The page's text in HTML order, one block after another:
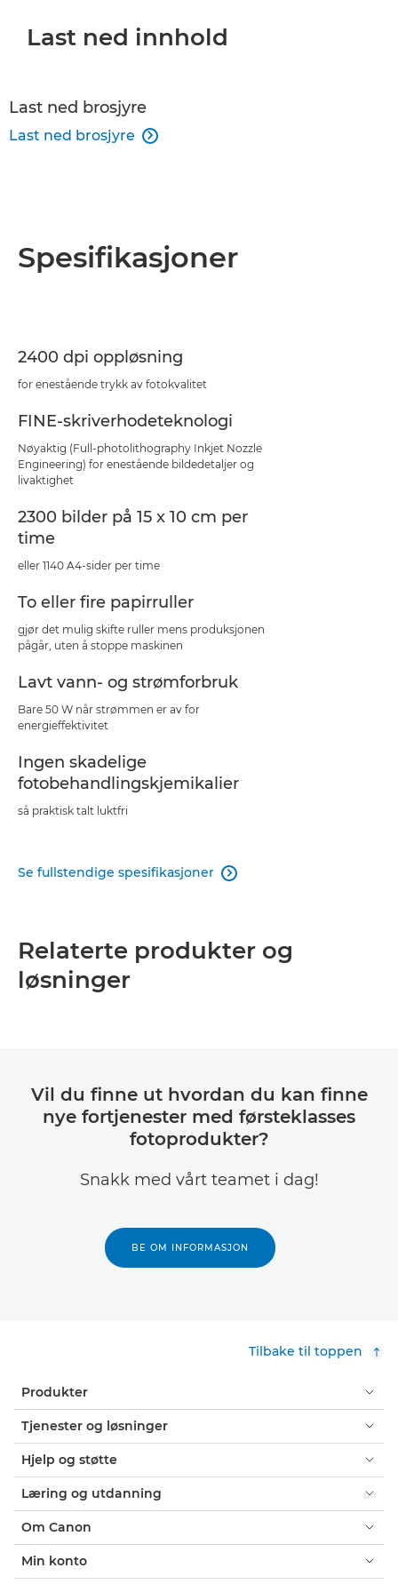
Last ned innhold
Last ned brosjyre
Last ned brosjyre 
Spesifikasjoner
2400 dpi oppløsning
for enestående trykk av fotokvalitet
FINE-skriverhodeteknologi
Nøyaktig (Full-photolithography Inkjet Nozzle
Engineering) for enestående bildedetaljer og
livaktighet
2300 bilder på 15 x 10 cm per
time
eller 1140 A4-sider per time
To eller fire papirruller
gjør det mulig skifte ruller mens produksjonen
pågår, uten å stoppe maskinen
Lavt vann- og strømforbruk
Bare 50 W når strømmen er av for
energieffektivitet
Ingen skadelige
fotobehandlingskjemikalier
så praktisk talt luktfri
Se fullstendige spesifikasjoner 
Relaterte produkter og
løsninger
Vil du finne ut hvordan du kan finne
nye fortjenester med førsteklasses
fotoprodukter?
Snakk med vårt teamet i dag!
BE OM INFORMASJON
Tilbake til toppen
Produkter
Tjenester og løsninger
Hjelp og støtte
Læring og utdanning
Om Canon
Min konto